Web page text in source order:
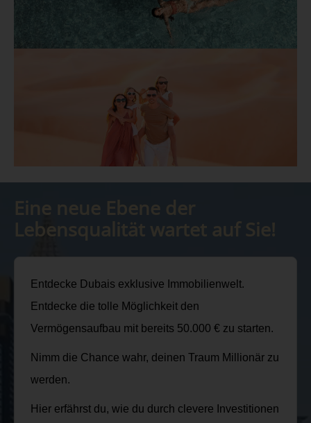
Eine neue Ebene der
Lebensqualität wartet auf Sie!
Entdecke Dubais exklusive Immobilienwelt.
Entdecke die tolle Möglichkeit den
Vermögensaufbau mit bereits 50.000 € zu starten.
Nimm die Chance wahr, deinen Traum Millionär zu
werden.
Hier erfährst du, wie du durch clevere Investitionen